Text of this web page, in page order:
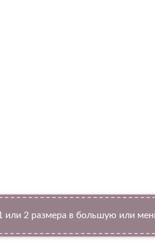
или 2 размера в большую или